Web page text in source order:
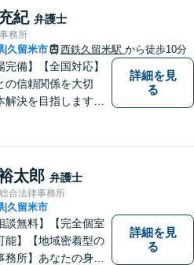
解決に向けた最適な
ートを提供し、安定
基盤の構築をお手伝
ます。
紀 弁護士
務所
|久留米市 西鉄久留米駅 から徒歩10分
完備】【全国対応】
の信頼関係を大切
解決を目指します。
が起こったら、まず
ください。【夜間対
詳細を見
る
太郎 弁護士
合法律事務所
|久留米市
談無料】【完全個室
能】【地域密着型の
務所】あなたの身近
詳細を見
る